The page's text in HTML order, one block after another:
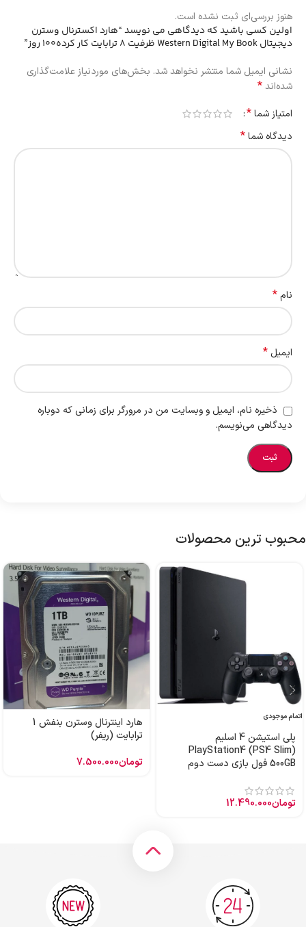
هنوز بررسی‌ای ثبت نشده است.
اولین کسی باشید که دیدگاهی می نویسد “هارد اکسترنال وسترن
دیجیتال Western Digital My Book ظرفیت 8 ترابایت کار کرده100 روز”
نشانی ایمیل شما منتشر نخواهد شد. بخش‌های موردنیاز علامت‌گذاری
شده‌اند*
امتیاز شما*
دیدگاه شما*
نام*
ایمیل *
ذخیره نام، ایمیل و وبسایت من در مرورگر برای زمانی که دوباره
دیدگاهی می‌نویسم.
محبوب ترین محصولات
اتمام موجودی
پلی استیشن 4 اسلیم
PlayStation4 (PS4 Slim)
500GB فول بازی دست دوم
تومان12.490.000
هارد اینترنال وسترن بنفش 1
ترابایت (ریفر)
تومان7.500.000